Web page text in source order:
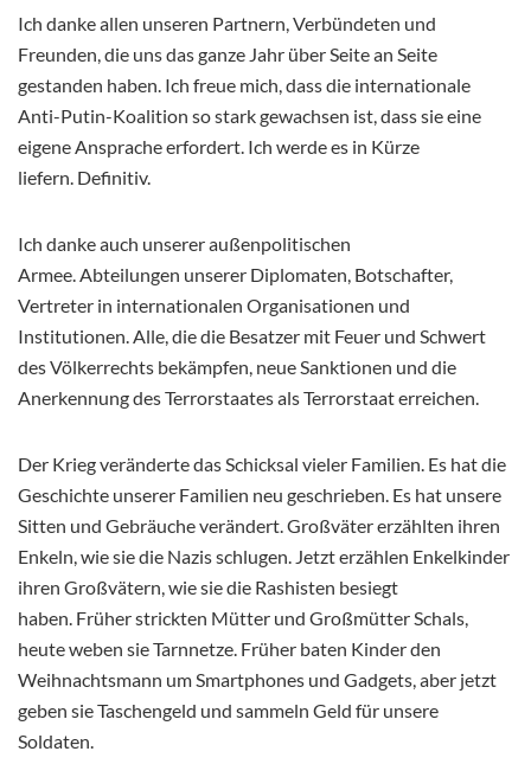
Ich danke allen unseren Partnern, Verbündeten und
Freunden, die uns das ganze Jahr über Seite an Seite
gestanden haben. Ich freue mich, dass die internationale
Anti-Putin-Koalition so stark gewachsen ist, dass sie eine
eigene Ansprache erfordert. Ich werde es in Kürze
liefern. Definitiv.
Ich danke auch unserer außenpolitischen
Armee. Abteilungen unserer Diplomaten, Botschafter,
Vertreter in internationalen Organisationen und
Institutionen. Alle, die die Besatzer mit Feuer und Schwert
des Völkerrechts bekämpfen, neue Sanktionen und die
Anerkennung des Terrorstaates als Terrorstaat erreichen.
Der Krieg veränderte das Schicksal vieler Familien. Es hat die
Geschichte unserer Familien neu geschrieben. Es hat unsere
Sitten und Gebräuche verändert. Großväter erzählten ihren
Enkeln, wie sie die Nazis schlugen. Jetzt erzählen Enkelkinder
ihren Großvätern, wie sie die Rashisten besiegt
haben. Früher strickten Mütter und Großmütter Schals,
heute weben sie Tarnnetze. Früher baten Kinder den
Weihnachtsmann um Smartphones und Gadgets, aber jetzt
geben sie Taschengeld und sammeln Geld für unsere
Soldaten.